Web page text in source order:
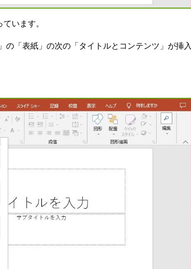
います。
の「表紙」の次の「タイトルとコンテンツ」が挿入